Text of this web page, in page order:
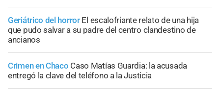
Geriátrico del horror El escalofriante relato de una hija
que pudo salvar a su padre del centro clandestino de
ancianos
Crimen en Chaco Caso Matías Guardia: la acusada
entregó la clave del teléfono a la Justicia